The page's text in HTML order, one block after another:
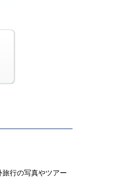
行の写真やツアー